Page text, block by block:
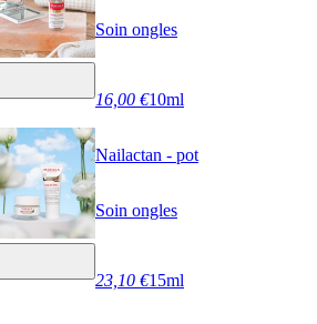
Soin ongles
16,00 €10ml
Nailactan - pot
Soin ongles
23,10 €15ml